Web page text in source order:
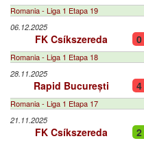
Romania - Liga 1 Etapa 19
06.12.2025
FK Csíkszereda
Romania - Liga 1 Etapa 18
28.11.2025
Rapid București 4
Romania - Liga 1 Etapa 17
21.11.2025
FK Csíkszereda 2